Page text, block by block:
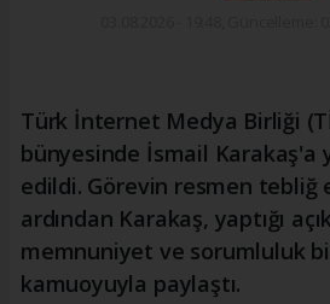
Türk İnternet Medya Birliği
bünyesinde İsmail Karakaş'a
edildi. Görevin resmen tebliğ
ardından Karakaş, yaptığı
memnuniyet ve sorumluluk
kamuoyuyla paylaştı.